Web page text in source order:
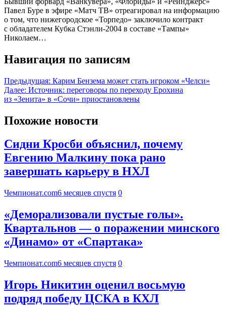
Павел Буре в эфире «Матч ТВ» отреагировал на информацию
о том, что нижегородское «Торпедо» заключило контракт
с обладателем Кубка Стэнли‑2004 в составе «Тампы»
Николаем…
Навигация по записям
Предыдущая: Карим Бензема может стать игроком «Челси»
Далее: Источник: переговоры по переходу Ерохина
из «Зенита» в «Сочи» приостановлены
Похожие новости
Сидни Кросби объяснил, почему
Евгению Малкину пока рано
завершать карьеру в НХЛ
Чемпионат.com6 месяцев спустя 0
«Деморализовали пустые голы».
Квартальнов — о поражении минского
«Динамо» от «Спартака»
Чемпионат.com6 месяцев спустя 0
Игорь Никитин оценил восьмую
подряд победу ЦСКА в КХЛ